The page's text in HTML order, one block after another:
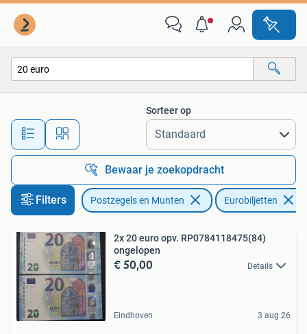
Alle afstanden…
Sorteer op
Bewaar je zoekopdracht
Filters Postzegels en Munten Eurobiljetten
2x 20 euro opv. RP0784118475(84)
ongelopen
€ 50,00 Details
Eindhoven 3 aug 26